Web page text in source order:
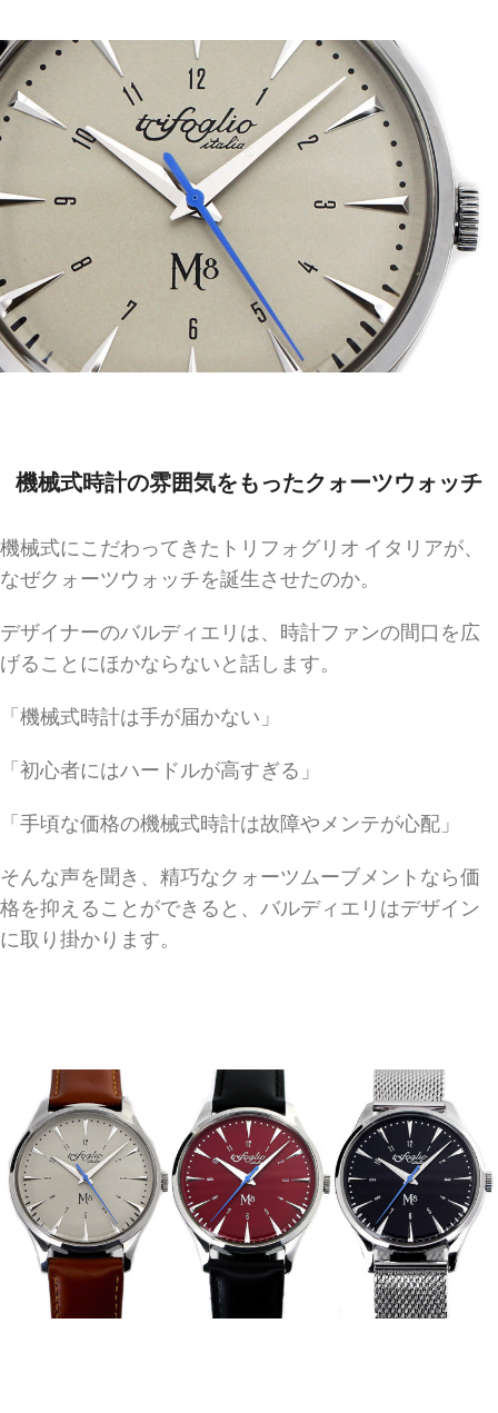
機械式時計の雰囲気をもったクォーツウォッチ
機械式にこだわってきたトリフォグリオ イタリアが、
なぜクォーツウォッチを誕生させたのか。
デザイナーのバルディエリは、時計ファンの間口を広
げることにほかならないと話します。
「機械式時計は手が届かない」
「初心者にはハードルが高すぎる」
「手頃な価格の機械式時計は故障やメンテが心配」
そんな声を聞き、精巧なクォーツムーブメントなら価
格を抑えることができると、バルディエリはデザイン
に取り掛かります。